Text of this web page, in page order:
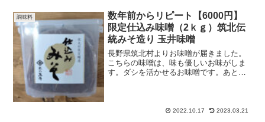
調味料
数年前からリピート【6000円】
限定仕込み味噌（2ｋｇ）筑北伝
統みそ造り 玉井味噌
長野県筑北村よりお味噌が届きました。
こちらの味噌は、味も優しいお味がしま
す。ダシを活かせるお味噌です。あと箱
初めて食べた時、「...2022.10.17 2023.03.21